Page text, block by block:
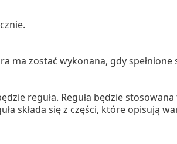
ma zostać wykonana, gdy spełnione
reguła. Reguła będzie
składa się z części, które opisują